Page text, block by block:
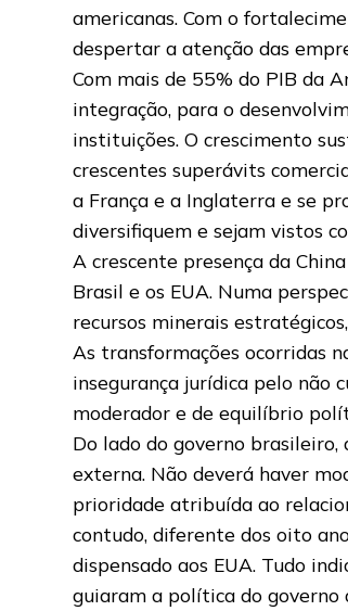
americanas. Com o
despertar a atenção das
Com mais de 55% do PIB da
integração, para o
instituições. O crescimento
crescentes superávits
a França e a Inglaterra e se
diversifiquem e sejam vistos
A crescente presença da
Brasil e os EUA. Numa
recursos minerais
As transformações ocorridas
insegurança jurídica pelo não
moderador e de equilíbrio
Do lado do governo brasileiro,
externa. Não deverá haver
prioridade atribuída ao
contudo, diferente dos oito
dispensado aos EUA. Tudo
guiaram a política do governo